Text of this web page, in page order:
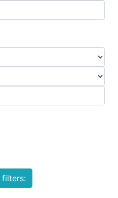
filters: